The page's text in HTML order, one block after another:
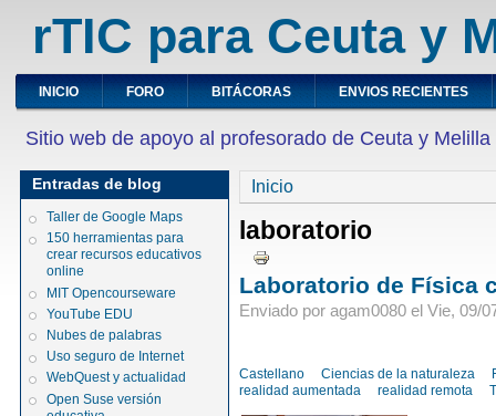
rTIC para Ceuta y
INICIO FORO BITÁCORAS ENVIOS RECIENTES
Sitio web de apoyo al profesorado de Ceuta y Melilla
Entradas de blog
Taller de Google Maps
150 herramientas para
crear recursos educativos
online
MIT Opencourseware
YouTube EDU
Nubes de palabras
Uso seguro de Internet
WebQuest y actualidad
Open Suse versión
Inicio
laboratorio
Laboratorio de Física
Enviado por agam0080 el Vie, 09/
Castellano Ciencias de la naturaleza
realidad aumentada
realidad remota